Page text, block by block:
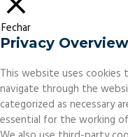
Fechar
Privacy Overview
This website uses cookies
navigate through the
categorized as necessary
essential for the working